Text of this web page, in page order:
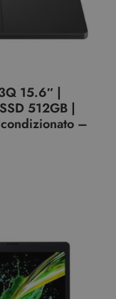
15.6″ |
512GB |
–